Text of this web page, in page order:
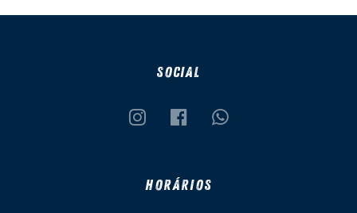
SOCIAL
i f w
HORÁRIOS